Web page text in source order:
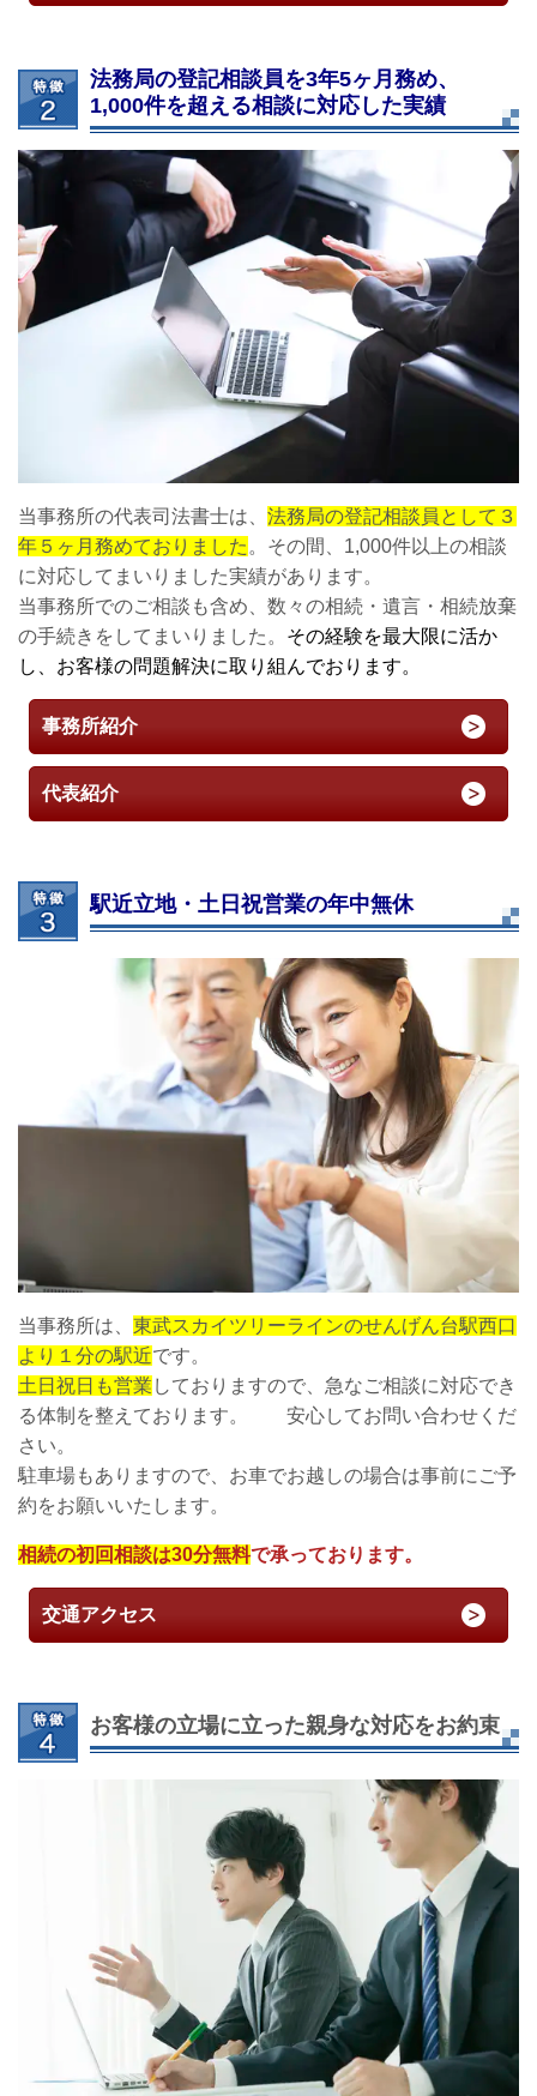
法務局の登記相談員を3年5ヶ月務め、
1,000件を超える相談に対応した実績
当事務所の代表司法書士は、 法務局の登記相談員として３
年５ヶ月務めておりました。その間、1,000件以上の相談
に対応してまいりました実績があります。
当事務所でのご相談も含め、数々の相続・遺言・相続放棄
の手続きをしてまいりました。 その経験を最大限に活か
し、お客様の問題解決に取り組んでおります。
事務所紹介
代表紹介
駅近立地・土日祝営業の年中無休
当事務所は、 東武スカイツリーラインのせんげん台駅西口
より１分の駅近です。
土日祝日も営業 しておりますので、急なご相談に対応でき
る体制を整えております。 安心してお問い合わせくだ
さい。
駐車場もありますので、お車でお越しの場合は事前にご予
約をお願いいたします。
相続の初回相談は30分無料で承っております。
交通アクセス
お客様の立場に立った親身な対応をお約束